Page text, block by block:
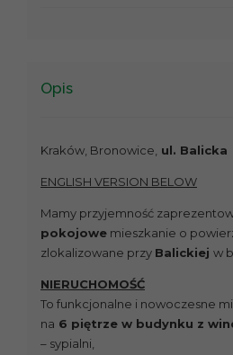
Opis
Kraków, Bronowice, ul. Balicka
ENGLISH VERSION BELOW
Mamy przyjemność
pokojowe mieszkanie o
zlokalizowane przy Balickiej w
NIERUCHOMOŚĆ
To funkcjonalne i nowoczesne
na 6 piętrze w budynku z
– sypialni,